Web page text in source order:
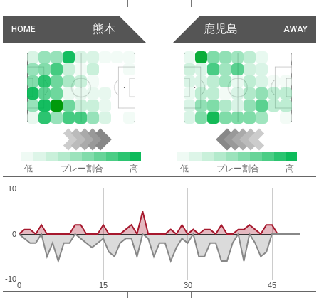
HOME 熊本 AWAY
鹿児島
低 プレー割合 高 低 プレー割合 高
0 15 30 45
-10
0
10